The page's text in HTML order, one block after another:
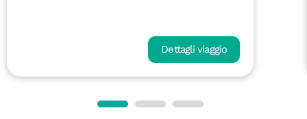
Dettagli viaggio